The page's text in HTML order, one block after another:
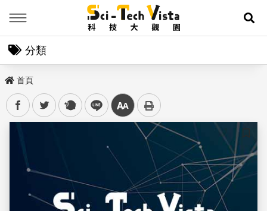
展
分類
首頁
facebooktwitter plurk line 中
儲存